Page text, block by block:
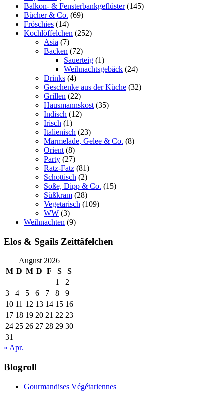
Balkon- & Fensterbankgeflüster(145)
Bücher & Co. (69)
Fröschies (14)
Kochlöffelchen (252)
Asia (7)
Backen (72)
Sauerteig (1)
Weihnachtsgebäck (24)
Drinks (4)
Geschenke aus der Küche (32)
Grillen (22)
Hausmannskost (35)
Indisch (12)
Irisch (1)
Italienisch (23)
Marmelade, Gelee & Co. (8)
Orient (8)
Party (27)
Ratz-Fatz (81)
Schottisch (2)
Soße, Dipp & Co. (15)
Süßkram (28)
Vegetarisch (109)
WW (3)
Weihnachten (9)
Elos & Sgails Zeittäfelchen
August 2026
M D M D F S
S
1
2
3
4 5 6 7 8
9
10 11 12 13 14 15 16
17 18 19 20 21 22 23
24 25 26 27 28 29 30
31
« Apr.
Blogroll
Gourmandises Végétariennes